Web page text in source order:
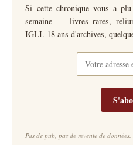
Si cette chronique vous a
semaine — livres rares,
IGLI. 18 ans d'archives,
Pas de pub, pas de revente de